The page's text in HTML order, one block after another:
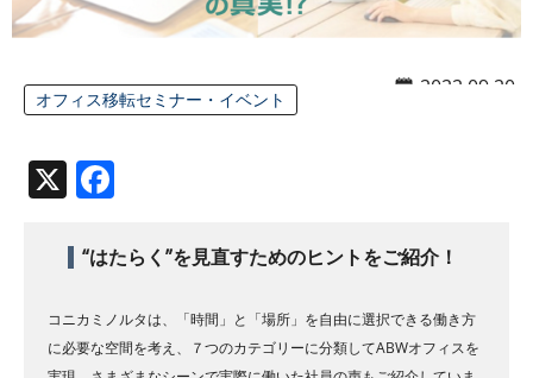
2022.09.20
オフィス移転セミナー・イベント
X
“はたらく”を見直すためのヒントをご紹介！
コニカミノルタは、「時間」と「場所」を自由に選択できる働き方
に必要な空間を考え、７つのカテゴリーに分類してABWオフィスを